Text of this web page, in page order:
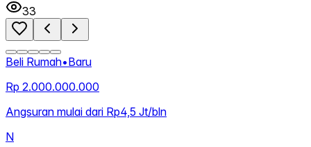
33
Beli Rumah•Baru
Rp 2.000.000.000
Angsuran mulai dari Rp4,5 Jt/bln
N